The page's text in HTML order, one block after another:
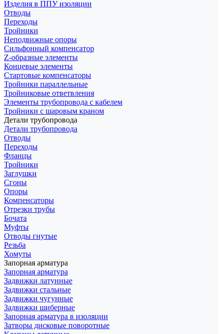
Изделия в ППУ изоляции
Отводы
Переходы
Тройники
Неподвижные опоры
Cильфонный компенсатор
Z-образные элементы
Концевые элементы
Стартовые компенсаторы
Тройники параллельные
Тройниковые ответвления
Элементы трубопровода с кабелем
Тройники с шаровым краном
Детали трубопровода
Детали трубопровода
Отводы
Переходы
Фланцы
Тройники
Заглушки
Сгоны
Опоры
Компенсаторы
Отрезки трубы
Бочата
Муфты
Отводы гнутые
Резьба
Хомуты
Запорная арматура
Запорная арматура
Задвижки латунные
Задвижки стальные
Задвижки чугунные
Задвижки шиберные
Запорная арматура в изоляции
Затворы дисковые поворотные